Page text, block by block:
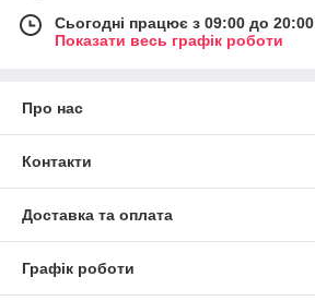
Сьогодні працює з 09:00 до 20:00
Показати весь графік роботи
Про нас
Контакти
Доставка та оплата
Графік роботи